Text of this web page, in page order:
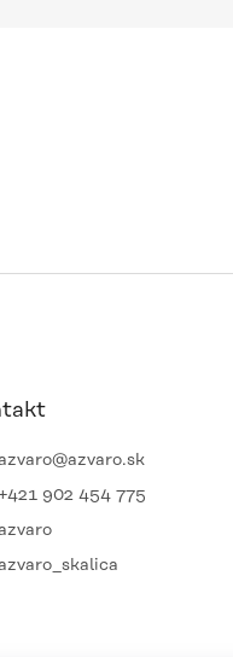
@azvaro.sk
+421 902 454 775